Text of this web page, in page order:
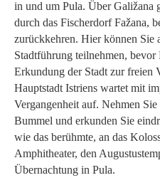
in und um Pula. Über Galižana
durch das Fischerdorf Fažana,
zurückkehren. Hier können Sie
Stadtführung teilnehmen,
Erkundung der Stadt zur freien
Hauptstadt Istriens wartet mit
Vergangenheit auf. Nehmen
Bummel und erkunden Sie
wie das berühmte, an das
Amphitheater, den
Übernachtung in Pula.